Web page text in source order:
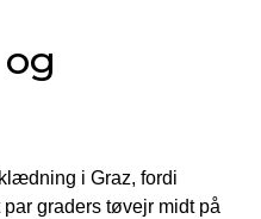
i Graz, fordi
graders tøvejr midt på